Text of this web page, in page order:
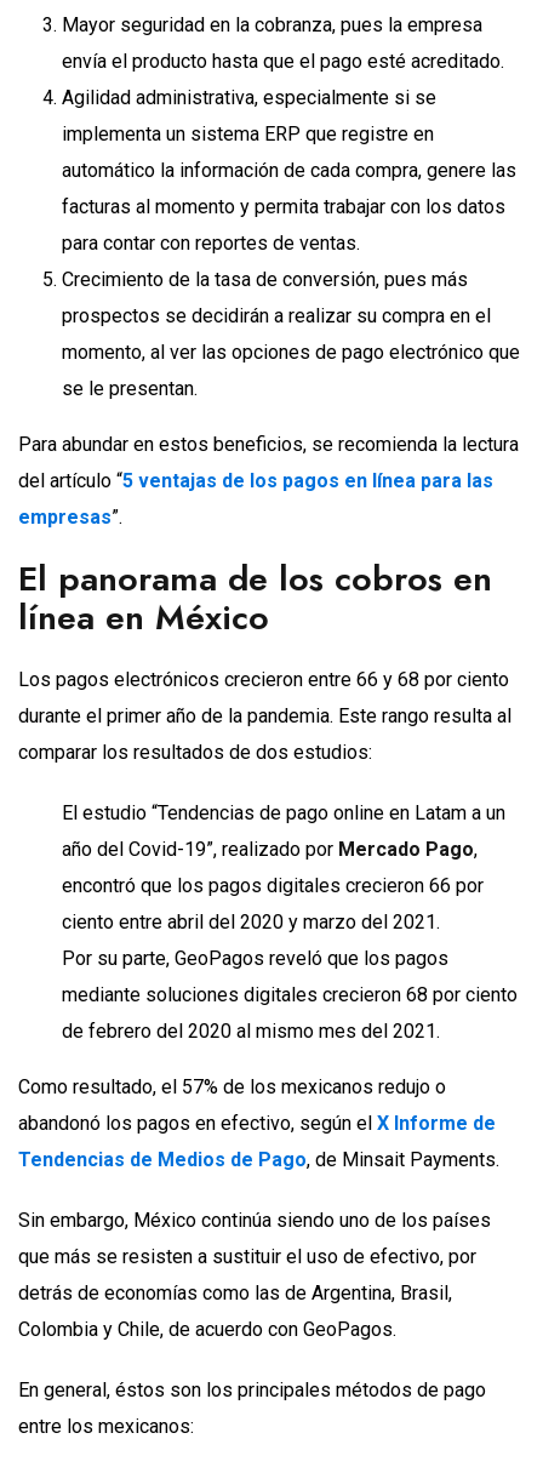
Mayor seguridad en la cobranza, pues la empresa
envía el producto hasta que el pago esté acreditado.
Agilidad administrativa, especialmente si se
implementa un sistema ERP que registre en
automático la información de cada compra, genere las
facturas al momento y permita trabajar con los datos
para contar con reportes de ventas.
Crecimiento de la tasa de conversión, pues más
prospectos se decidirán a realizar su compra en el
momento, al ver las opciones de pago electrónico que
se le presentan.
Para abundar en estos beneficios, se recomienda la lectura
del artículo “5 ventajas de los pagos en línea para las
empresas”.
El panorama de los cobros en
línea en México
Los pagos electrónicos crecieron entre 66 y 68 por ciento
durante el primer año de la pandemia. Este rango resulta al
comparar los resultados de dos estudios:
El estudio “Tendencias de pago online en Latam a un
año del Covid-19”, realizado por Mercado Pago,
encontró que los pagos digitales crecieron 66 por
ciento entre abril del 2020 y marzo del 2021.
Por su parte, GeoPagos reveló que los pagos
mediante soluciones digitales crecieron 68 por ciento
de febrero del 2020 al mismo mes del 2021.
Como resultado, el 57% de los mexicanos redujo o
abandonó los pagos en efectivo, según el X Informe de
Tendencias de Medios de Pago, de Minsait Payments.
Sin embargo, México continúa siendo uno de los países
que más se resisten a sustituir el uso de efectivo, por
detrás de economías como las de Argentina, Brasil,
Colombia y Chile, de acuerdo con GeoPagos.
En general, éstos son los principales métodos de pago
entre los mexicanos: